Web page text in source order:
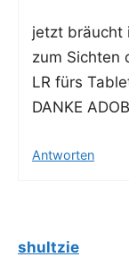
jetzt bräucht
zum Sich­ten
LR fürs
DANKE
Antworten
shultzie